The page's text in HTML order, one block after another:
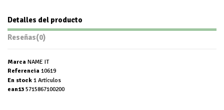
Detalles del producto
Reseñas(0)
Marca NAME IT
Referencia 10619
En stock 1 Artículos
ean13 5715867100200